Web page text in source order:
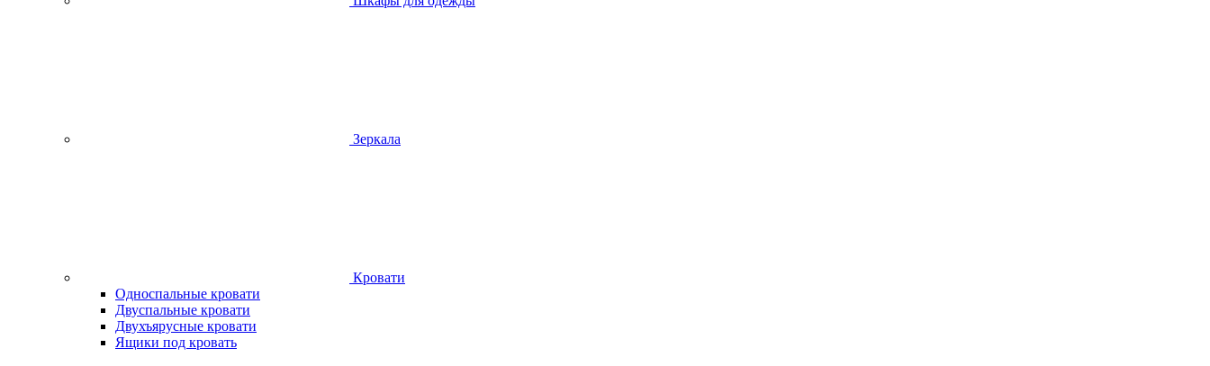
Зеркала
Кровати
Односпальные кровати
Двуспальные кровати
Двухъярусные кровати
Ящики под кровать